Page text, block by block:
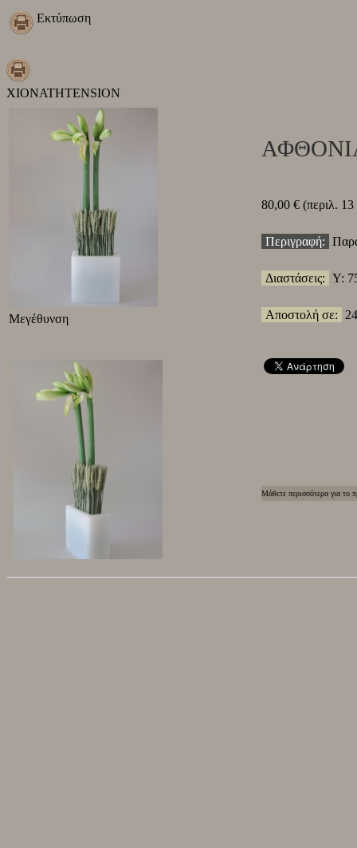
Εκτύπωση
ΧΙΟΝΑΤΗTENSION
Μεγέθυνση
80,00 € (περιλ.
Περιγραφή:
Διαστάσεις: Υ:
Αποστολή σε:
Μάθετε περισσότερα για το